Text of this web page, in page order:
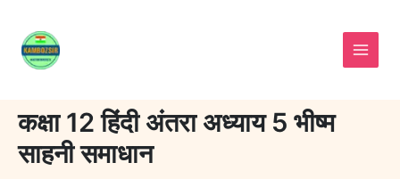
content
कक्षा 12 हिंदी अंतरा अध्याय 5 भीष्म
साहनी समाधान